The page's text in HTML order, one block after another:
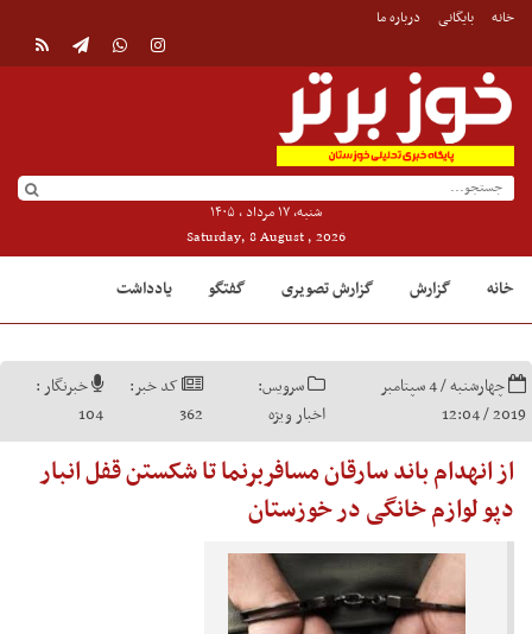
خانه بایگانی درباره ما
شنبه, ۱۷ مرداد , ۱۴۰۵
Saturday, 8 August , 2026
خانه گزارش گزارش تصویری گفتگو یادداشت
چهارشنبه / 4 سپتامبر
2019 / 12:04
سرویس:
اخبار ویژه
کد خبر:
362
خبرنگار :
104
از انهدام باند سارقان مسافربرنما تا شکستن قفل انبار
دپو لوازم خانگی در خوزستان